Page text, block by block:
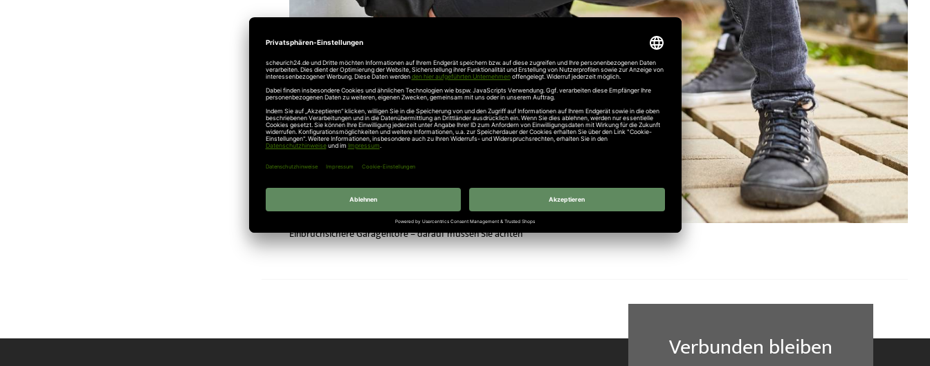
Einbruchsichere Garagentore – darauf müssen Sie achten
Verbunden bleiben